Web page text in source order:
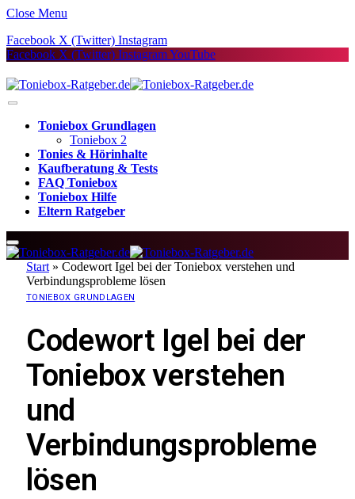
Close Menu
Facebook X (Twitter) Instagram
Facebook X (Twitter) InstagramYouTube
Toniebox Grundlagen
Toniebox 2
Tonies & Hörinhalte
Kaufberatung & Tests
FAQ Toniebox
Toniebox Hilfe
Eltern Ratgeber
Start » Codewort Igel bei der Toniebox verstehen und
Verbindungsprobleme lösen
TONIEBOX GRUNDLAGEN
Codewort Igel bei der
Toniebox verstehen
und
Verbindungsprobleme
lösen